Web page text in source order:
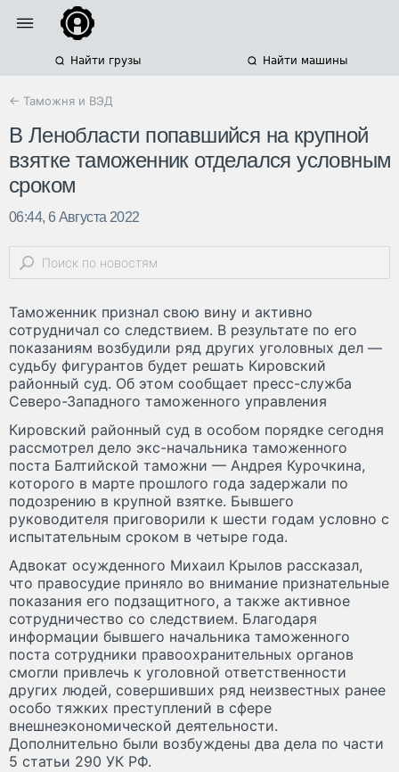
Найти грузы Найти машины
← Таможня и ВЭД
В Ленобласти попавшийся на крупной
взятке таможенник отделался условным
сроком
06:44, 6 Августа 2022
Таможенник признал свою вину и активно
сотрудничал со следствием. В результате по его
показаниям возбудили ряд других уголовных дел —
судьбу фигурантов будет решать Кировский
районный суд. Об этом сообщает пресс-служба
Северо-Западного таможенного управления
Кировский районный суд в особом порядке сегодня
рассмотрел дело экс-начальника таможенного
поста Балтийской таможни — Андрея Курочкина,
которого в марте прошлого года задержали по
подозрению в крупной взятке. Бывшего
руководителя приговорили к шести годам условно с
испытательным сроком в четыре года.
Адвокат осужденного Михаил Крылов рассказал,
что правосудие приняло во внимание признательные
показания его подзащитного, а также активное
сотрудничество со следствием. Благодаря
информации бывшего начальника таможенного
поста сотрудники правоохранительных органов
смогли привлечь к уголовной ответственности
других людей, совершивших ряд неизвестных ранее
особо тяжких преступлений в сфере
внешнеэкономической деятельности.
Дополнительно были возбуждены два дела по части
5 статьи 290 УК РФ.